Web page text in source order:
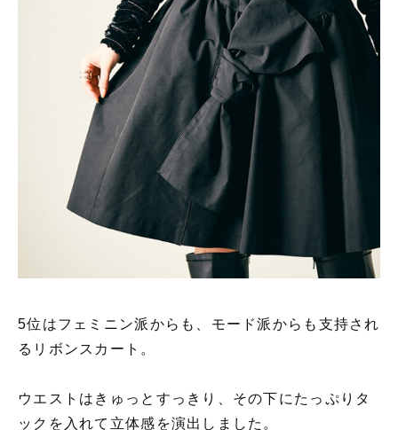
5位はフェミニン派からも、モード派からも支持され
るリボンスカート。
ウエストはきゅっとすっきり、その下にたっぷりタ
ックを入れて立体感を演出しました。